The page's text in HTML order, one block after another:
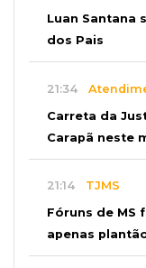
Luan Santana
dos Pais
21:34
Carreta da
Carapã neste
21:14 TJMS
Fóruns de MS
apenas